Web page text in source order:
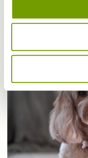
Allergi hos hunde